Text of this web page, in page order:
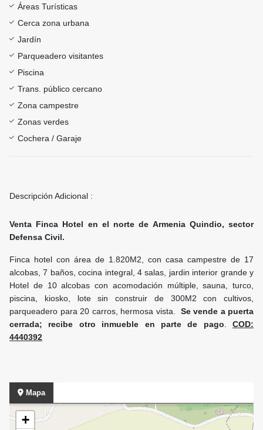
Áreas Turísticas
Cerca zona urbana
Jardín
Parqueadero visitantes
Piscina
Trans. público cercano
Zona campestre
Zonas verdes
Cochera / Garaje
Descripción Adicional :
Venta Finca Hotel en el norte de Armenia Quindio, sector
Defensa Civil.
Finca hotel con área de 1.820M2, con casa campestre de 17
alcobas, 7 baños, cocina integral, 4 salas, jardin interior grande y
Hotel de 10 alcobas con acomodación múltiple, sauna, turco,
piscina, kiosko, lote sin construir de 300M2 con cultivos,
parqueadero para 20 carros, hermosa vista. Se vende a puerta
cerrada; recibe otro inmueble en parte de pago
COD:
4440392
Mapa
+